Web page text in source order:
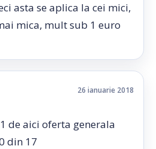
asta se aplica la cei mici,
mica, mult sub 1 euro
26 ianuarie 2018
de aici oferta generala
din 17